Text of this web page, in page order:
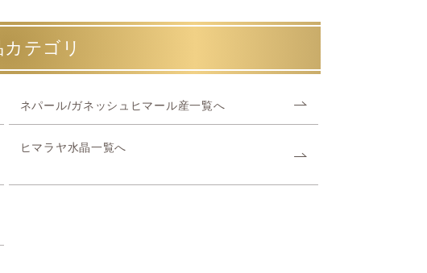
テゴリ
ネパール/ガネッシュヒマール産一覧へ
ヒマラヤ水晶一覧へ